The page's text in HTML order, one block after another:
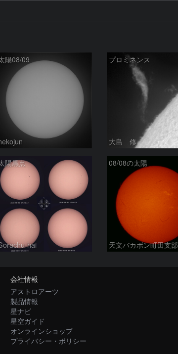
陽08/09 プロミネンス
大島 修
陽黒点
hai
08/08の太陽
天文バカボン町田支部
会社情報
アストロアーツ
製品情報
星ナビ
星空ガイド
オンラインショップ
プライバシー・ポリシー